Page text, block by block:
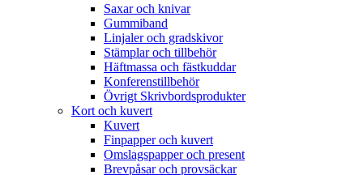
Saxar och knivar
Gummiband
Linjaler och gradskivor
Stämplar och tillbehör
Häftmassa och fästkuddar
Konferenstillbehör
Övrigt Skrivbordsprodukter
Kort och kuvert
Kuvert
Finpapper och kuvert
Omslagspapper och present
Brevpåsar och provsäckar